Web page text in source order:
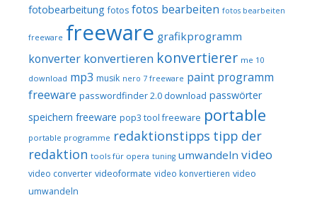
fotobearbeitung fotos fotos bearbeiten fotos bearbeiten
freeware freeware grafikprogramm
konverter konvertieren konvertierer me 10
download mp3 musik nero 7 freeware paint programm
freeware passwordfinder 2.0 download passwörter
speichern freeware pop3 tool freeware portable
portable programme redaktionstipps tipp der
redaktion tools für opera tuning umwandeln video
video converter videoformate video konvertieren video
umwandeln